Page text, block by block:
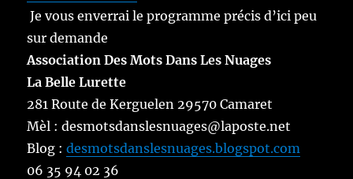
Je vous enverrai le programme précis d’ici peu
sur demande
Association Des Mots Dans Les Nuages
La Belle Lurette
281 Route de Kerguelen 29570 Camaret
Mèl : desmotsdanslesnuages@laposte.net
Blog :desmotsdanslesnuages.blogspot.com
06 35 94 02 36